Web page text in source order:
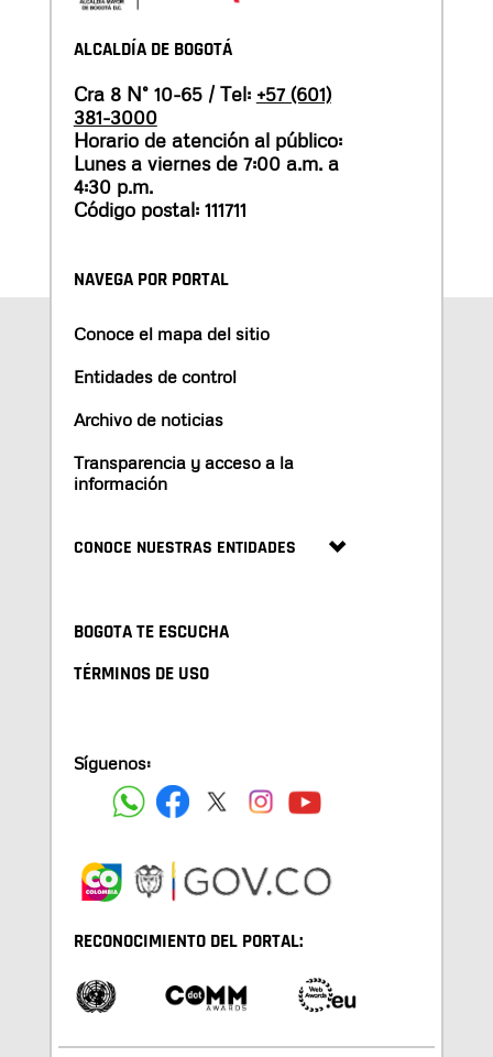
ALCALDÍA DE BOGOTÁ
Cra 8 N° 10-65 / Tel: +57 (601)
381-3000
Horario de atención al público:
Lunes a viernes de 7:00 a.m. a
4:30 p.m.
Código postal: 111711
NAVEGA POR PORTAL
Conoce el mapa del sitio
Entidades de control
Archivo de noticias
Transparencia y acceso a la
información
CONOCE NUESTRAS ENTIDADES
BOGOTA TE ESCUCHA
TÉRMINOS DE USO
Síguenos:
RECONOCIMIENTO DEL PORTAL: